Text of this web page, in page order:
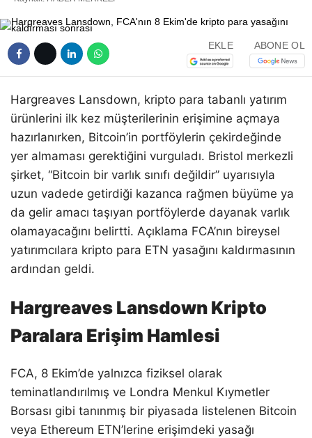
EKLE ABONE OL
Hargreaves Lansdown, kripto para tabanlı yatırım
ürünlerini ilk kez müşterilerinin erişimine açmaya
hazırlanırken, Bitcoin’in portföylerin çekirdeğinde
yer almaması gerektiğini vurguladı. Bristol merkezli
şirket, “Bitcoin bir varlık sınıfı değildir” uyarısıyla
uzun vadede getirdiği kazanca rağmen büyüme ya
da gelir amacı taşıyan portföylerde dayanak varlık
olamayacağını belirtti. Açıklama FCA’nın bireysel
yatırımcılara kripto para ETN yasağını kaldırmasının
ardından geldi.
Hargreaves Lansdown Kripto
Paralara Erişim Hamlesi
FCA, 8 Ekim’de yalnızca fiziksel olarak
teminatlandırılmış ve Londra Menkul Kıymetler
Borsası gibi tanınmış bir piyasada listelenen Bitcoin
veya Ethereum ETN’lerine erişimdeki yasağı